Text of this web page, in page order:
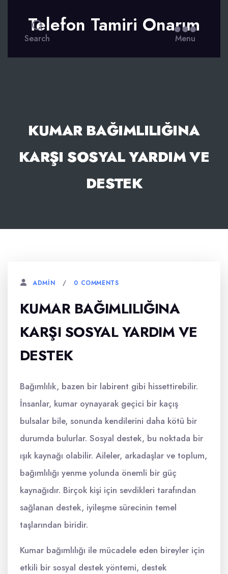
Search
Telefon Tamiri Onarım
Menu
KUMAR BAĞIMLILIĞINA
KARŞI SOSYAL YARDIM VE
DESTEK
ADMIN 0 COMMENTS
KUMAR BAĞIMLILIĞINA
KARŞI SOSYAL YARDIM VE
DESTEK
Bağımlılık, bazen bir labirent gibi hissettirebilir.
İnsanlar, kumar oynayarak geçici bir kaçış
bulsalar bile, sonunda kendilerini daha kötü bir
durumda bulurlar. Sosyal destek, bu noktada bir
ışık kaynağı olabilir. Aileler, arkadaşlar ve toplum,
bağımlılığı yenme yolunda önemli bir güç
kaynağıdır. Birçok kişi için sevdikleri tarafından
sağlanan destek, iyileşme sürecinin temel
taşlarından biridir.
Kumar bağımlılığı ile mücadele eden bireyler için
etkili bir sosyal destek yöntemi, destek